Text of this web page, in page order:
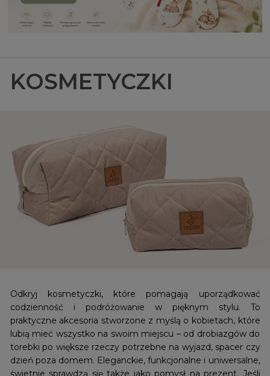
KOSMETYCZKI
Odkryj kosmetyczki, które pomagają uporządkować
codzienność i podróżowanie w pięknym stylu. To
praktyczne akcesoria stworzone z myślą o kobietach, które
lubią mieć wszystko na swoim miejscu – od drobiazgów do
torebki po większe rzeczy potrzebne na wyjazd, spacer czy
dzień poza domem. Eleganckie, funkcjonalne i uniwersalne,
świetnie sprawdzą się także jako pomysł na prezent. Jeśli